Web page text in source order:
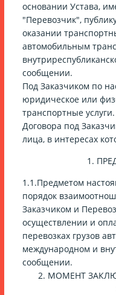
основании Устава,
"Перевозчик",
оказании
автомобильным
сообщении.
Под Заказчиком по
юридическое или
транспортные
Договора под
лица, в интересах
1.
1.1.Предметом
порядок
Заказчиком и
осуществлении и
перевозках грузов
международном и
сообщении.
2. МОМЕНТ